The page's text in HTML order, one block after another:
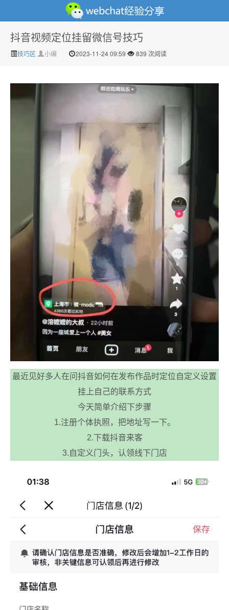
微信经验技巧分享网 - 2人共享实时位置怎么修改自己的
抖音视频定位挂留微信号技巧
技巧区 小编 2023-11-24 09:59 839 次阅读
最近见好多人在问抖音如何在发布作品时定位自定义设置
挂上自己的联系方式
今天简单介绍下步骤
1.注册个体执照，把地址写一下。
2.下载抖音来客
3.自定义门头，认领线下门店